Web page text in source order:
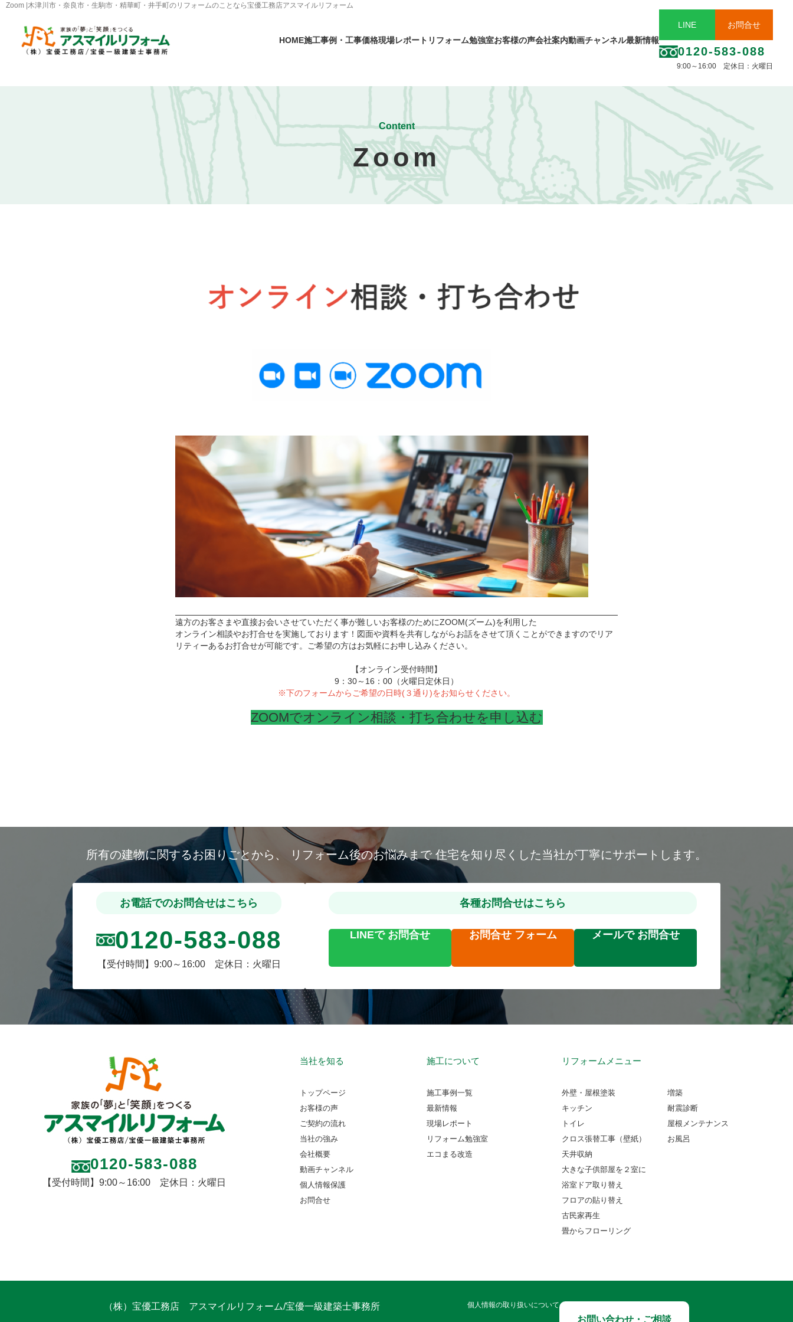
Zoom |木津川市・奈良市・生駒市・精華町・井手町のリフォームのことなら宝優工務店アスマイルリフォーム
HOME施工事例・工事価格現場レポート リフォーム勉強室お客様の声会社案内動画チャンネル最新情報
LINE お問合せ
0120-583-088
9:00～16:00 定休日：火曜日
Content
Zoom
遠方のお客さまや直接お会いさせていただく事が難しいお客様のためにZOOM(ズーム)を利用した
オンライン相談やお打合せを実施しております！図面や資料を共有しながらお話をさせて頂くことができますのでリア
リティーあるお打合せが可能です。ご希望の方はお気軽にお申し込みください。
【オンライン受付時間】
9：30～16：00（火曜日定休日）
※下のフォームからご希望の日時(３通り)をお知らせください。
ZOOMでオンライン相談・打ち合わせを申し込む
所有の建物に関するお困りごとから、 リフォーム後のお悩みまで 住宅を知り尽くした当社が丁寧にサポートします。
お電話でのお問合せはこちら
0120-583-088
【受付時間】9:00～16:00 定休日：火曜日
各種お問合せはこちら
LINEで お問合せ お問合せ フォーム メールで お問合せ
0120-583-088
【受付時間】9:00～16:00 定休日：火曜日
当社を知る
トップページ
お客様の声
ご契約の流れ
当社の強み
会社概要
動画チャンネル
個人情報保護
お問合せ
施工について
施工事例一覧
最新情報
現場レポート
リフォーム勉強室
エコまる改造
リフォームメニュー
外壁・屋根塗装
キッチン
トイレ
クロス張替工事（壁紙）
天井収納
大きな子供部屋を２室に
浴室ドア取り替え
フロアの貼り替え
古民家再生
畳からフローリング
増築
耐震診断
屋根メンテナンス
お風呂
（株）宝優工務店 アスマイルリフォーム/宝優一級建築士事務所 個人情報の取り扱いについて
お問い合わせ・ご相談